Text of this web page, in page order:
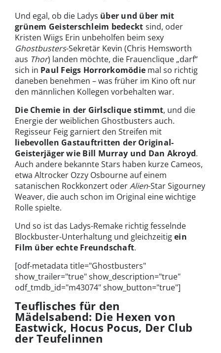
Und egal, ob die Ladys über und über mit
grünem Geisterschleim bedeckt sind, oder
Kristen Wiigs Erin unbeholfen beim sexy
Ghostbusters-Sekretär Kevin (Chris Hemsworth
aus Thor) landen möchte, die Frauenclique „darf“
sich in Paul Feigs Horrorkomödie mal so richtig
daneben benehmen – was früher im Kino oft nur
den männlichen Kollegen vorbehalten war.
Die Chemie in der Girlsclique stimmt, und die
Energie der weiblichen Ghostbusters auch.
Regisseur Feig garniert den Streifen mit
liebevollen Gastauftritten der Original-
Geisterjäger wie Bill Murray und Dan Akroyd.
Auch andere bekannte Stars haben kurze Cameos,
etwa Altrocker Ozzy Osbourne auf einem
satanischen Rockkonzert oderAlien-Star Sigourney
Weaver, die auch schon im Original eine wichtige
Rolle spielte.
Und so ist das Ladys-Remake richtig fesselnde
Blockbuster-Unterhaltung und gleichzeitigein
Film über echte Freundschaft.
[odf-metadata title="Ghostbusters"
show_trailer="true" show_description="true"
odf_tmdb_id="m43074" show_button="true"]
Teuflisches für den
Mädelsabend: Die Hexen von
Eastwick, Hocus Pocus, Der Club
der Teufelinnen